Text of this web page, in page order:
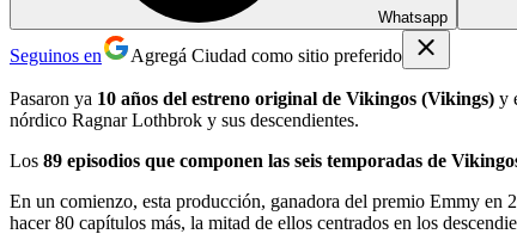
Whatsapp
Seguinos en Agregá Ciudad como sitio preferido
Pasaron ya 10 años del estreno original de Vikingos (Vikings) y
nórdico Ragnar Lothbrok y sus descendientes.
Los 89 episodios que componen las seis temporadas de
En un comienzo, esta producción, ganadora del premio Emmy en
hacer 80 capítulos más, la mitad de ellos centrados en los